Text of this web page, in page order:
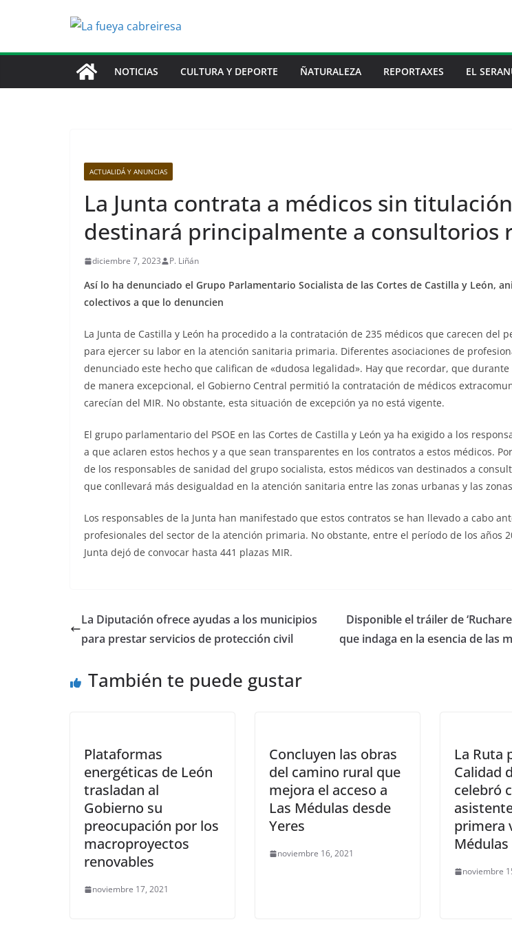
NOTICIAS CULTURA Y DEPORTE ÑATURALEZA REPORTAXES EL
ACTUALIDÁ Y ANUNCIAS
La Junta contrata a médicos sin
destinará principalmente a consultorios
diciembre 7, 2023 P. Liñán
Así lo ha denunciado el Grupo Parlamentario Socialista de las Cortes de Castilla y León,
colectivos a que lo denuncien
La Junta de Castilla y León ha procedido a la contratación de 235 médicos que carecen del
para ejercer su labor en la atención sanitaria primaria. Diferentes asociaciones de
denunciado este hecho que califican de «dudosa legalidad». Hay que recordar, que
de manera excepcional, el Gobierno Central permitió la contratación de médicos
carecían del MIR. No obstante, esta situación de excepción ya no está vigente.
El grupo parlamentario del PSOE en las Cortes de Castilla y León ya ha exigido a los
a que aclaren estos hechos y a que sean transparentes en los contratos a estos médicos.
de los responsables de sanidad del grupo socialista, estos médicos van destinados a
que conllevará más desigualdad en la atención sanitaria entre las zonas urbanas y las
Los responsables de la Junta han manifestado que estos contratos se han llevado a cabo
profesionales del sector de la atención primaria. No obstante, entre el período de los años
Junta dejó de convocar hasta 441 plazas MIR.
La Diputación ofrece ayudas a los municipios
para prestar servicios de protección civil
Disponible el tráiler de
que indaga en la esencia de las
También te puede gustar
Plataformas
energéticas de León
trasladan al
Gobierno su
preocupación por los
macroproyectos
renovables
noviembre 17, 2021
Concluyen las obras
del camino rural que
mejora el acceso a
Las Médulas desde
Yeres
noviembre 16, 2021
La Ruta
Calidad
celebró
primera
Médulas
noviembre